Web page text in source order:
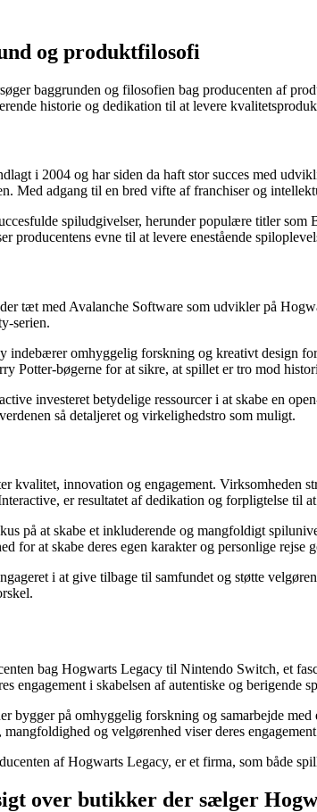
og produktfilosofi
baggrunden og filosofien bag producenten af
historie og dedikation til at levere
i 2004 og har siden da haft stor succes med
Med adgang til en bred vifte af franchiser og
spiludgivelser, herunder populære titler
producentens evne til at levere enestående
tæt med Avalanche Software som udvikler på
serien.
indebærer omhyggelig forskning og kreativt design
Potter-bøgerne for at sikre, at spillet er tro mod
investeret betydelige ressourcer i at skabe en
så detaljeret og virkelighedstro som muligt.
kvalitet, innovation og engagement. Virksomheden
er resultatet af dedikation og forpligtelse til
på at skabe et inkluderende og mangfoldigt
for at skabe deres egen karakter og personlige rejse
i at give tilbage til samfundet og støtte
bag Hogwarts Legacy til Nintendo Switch, et
engagement i skabelsen af autentiske og
bygger på omhyggelig forskning og samarbejde
og velgørenhed viser deres
af Hogwarts Legacy, er et firma, som både
over butikker der sælger